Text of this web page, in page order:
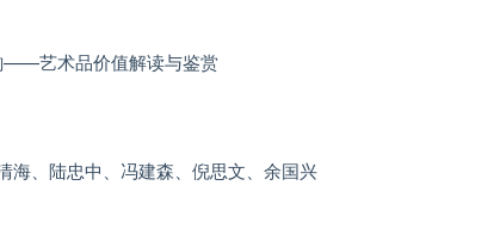
——艺术品价值解读与鉴赏
海、陆忠中、冯建森、倪思文、余国兴